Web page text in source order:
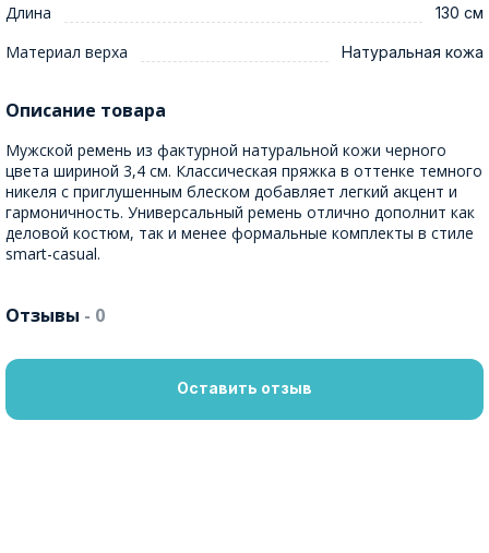
Длина 130 см
Материал верха Натуральная кожа
Описание товара
Мужской ремень из фактурной натуральной кожи черного
цвета шириной 3,4 см. Классическая пряжка в оттенке темного
никеля с приглушенным блеском добавляет легкий акцент и
гармоничность. Универсальный ремень отлично дополнит как
деловой костюм, так и менее формальные комплекты в стиле
smart-casual.
Отзывы - 0
Оставить отзыв